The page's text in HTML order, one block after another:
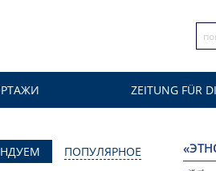
ZEITUNG FÜR
ПОПУЛЯРНОЕ